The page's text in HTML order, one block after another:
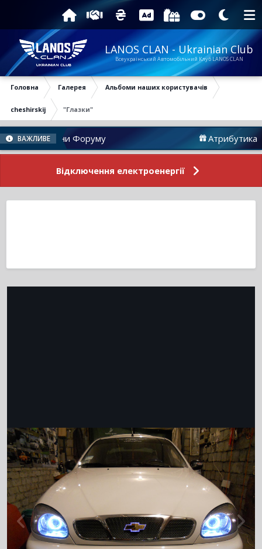
LANOS CLAN - Ukrainian Club
Всеукраїнський Автомобільний Клуб LANOS CLAN
Головна Галерея Альбоми наших користувачів
cheshirskij "Глазки"
ВАЖЛИВЕ
Новини Форуму Атрибутика
Відключення електроенергії